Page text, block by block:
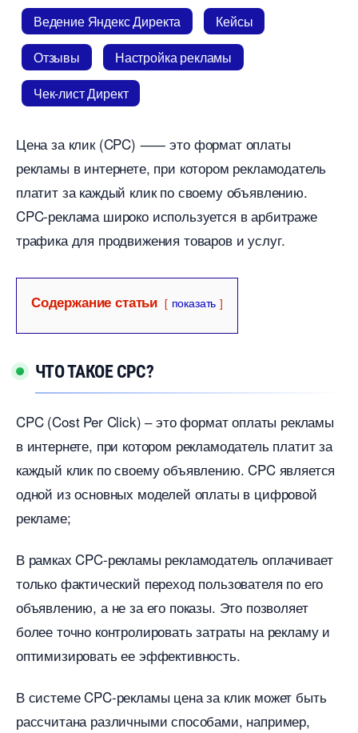
едение Яндекс Директа
Кейсы
Отзывы
Настройка рекламы
Чек-лист Директ
Цена за клик (CPC) ⸺ это формат оплаты
рекламы в интернете, при котором рекламодатель
платит за каждый клик по своему объявлению.​
CPC-реклама широко используется в арбитраже
трафика для продвижения товаров и услуг.​
Содержание статьи показать
ЧТО ТАКОЕ CPC?​
CPC (Cost Per Click) ‒ это формат оплаты рекламы
интернете, при котором рекламодатель платит за
каждый клик по своему объявлению.​ CPC является
одной из основных моделей оплаты в цифровой
рекламе;
рамках CPC-рекламы рекламодатель оплачивает
только фактический переход пользователя по его
объявлению, а не за его показы.​ Это позволяет
олее точно контролировать затраты на рекламу и
оптимизировать ее эффективность.​
системе CPC-рекламы цена за клик может быть
рассчитана различными способами, например,